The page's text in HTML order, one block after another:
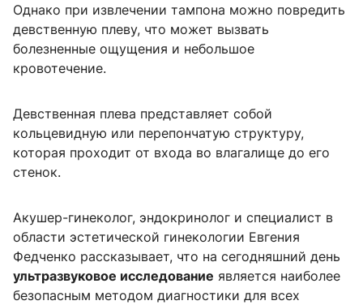
Однако при извлечении тампона можно повредить
девственную плеву, что может вызвать
болезненные ощущения и небольшое
кровотечение.
Девственная плева представляет собой
кольцевидную или перепончатую структуру,
которая проходит от входа во влагалище до его
стенок.
Акушер-гинеколог, эндокринолог и специалист в
области эстетической гинекологии Евгения
Федченко рассказывает, что на сегодняшний день
ультразвуковое исследование является наиболее
безопасным методом диагностики для всех